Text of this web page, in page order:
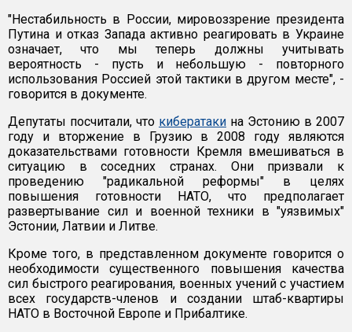
"Нестабильность в России, мировоззрение президента
Путина и отказ Запада активно реагировать в Украине
означает, что мы теперь должны учитывать
вероятность - пусть и небольшую - повторного
использования Россией этой тактики в другом месте", -
говорится в документе.
Депутаты посчитали, что кибератаки на Эстонию в 2007
году и вторжение в Грузию в 2008 году являются
доказательствами готовности Кремля вмешиваться в
ситуацию в соседних странах. Они призвали к
проведению "радикальной реформы" в целях
повышения готовности НАТО, что предполагает
развертывание сил и военной техники в "уязвимых"
Эстонии, Латвии и Литве.
Кроме того, в представленном документе говорится о
необходимости существенного повышения качества
сил быстрого реагирования, военных учений с участием
всех государств-членов и создании штаб-квартиры
НАТО в Восточной Европе и Прибалтике.